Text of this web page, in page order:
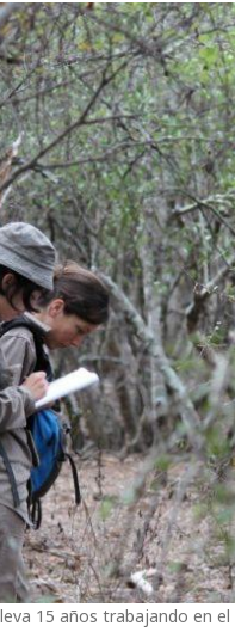
15 años trabajando en